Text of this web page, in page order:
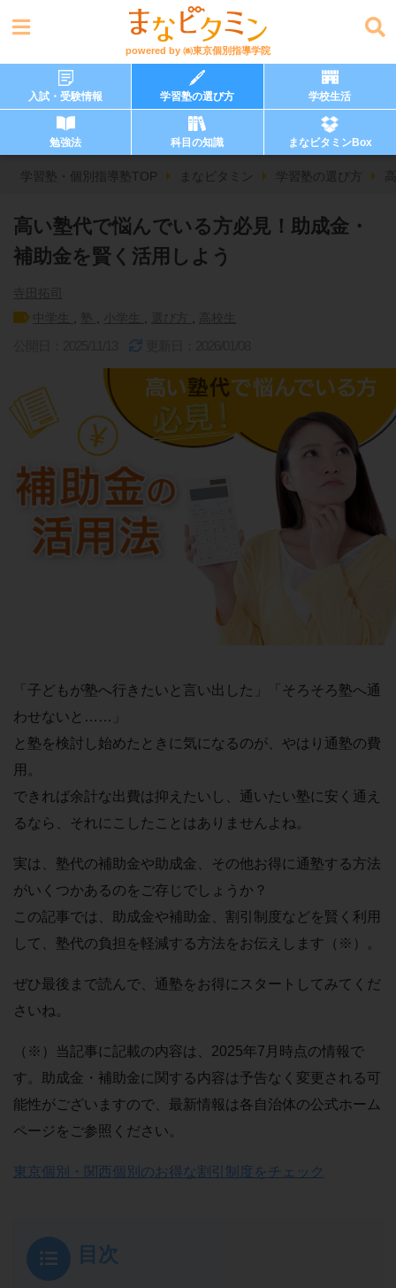
powered by ㈱東京個別指導学院
入試・受験情報 学習塾の選び方 学校生活
勉強法 科目の知識 まなビタミンBox
学習塾・個別指導塾TOP まなビタミン 学習塾の選び方
高い塾代で悩んでいる方必見！助成金・
補助金を賢く活用しよう
「子どもが塾へ行きたいと言い出した」「そろそろ塾へ通
わせないと……」
と塾を検討し始めたときに気になるのが、やはり通塾の費
用。
できれば余計な出費は抑えたいし、通いたい塾に安く通え
るなら、それにこしたことはありませんよね。
実は、塾代の補助金や助成金、その他お得に通塾する方法
がいくつかあるのをご存じでしょうか？
この記事では、助成金や補助金、割引制度などを賢く利用
して、塾代の負担を軽減する方法をお伝えします（※）。
ぜひ最後まで読んで、通塾をお得にスタートしてみてくだ
さいね。
（※）当記事に記載の内容は、2025年7月時点の情報で
す。助成金・補助金に関する内容は予告なく変更される可
能性がございますので、最新情報は各自治体の公式ホーム
ページをご参照ください。
東京個別・関西個別のお得な割引制度をチェック
目次